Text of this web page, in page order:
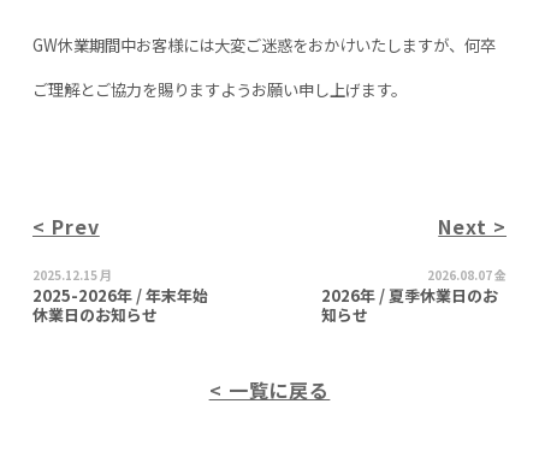
GW休業期間中お客様には大変ご迷惑をおかけいたしますが、何卒
ご理解とご協力を賜りますようお願い申し上げます。
< Prev
2025.12.15 月
2025-2026年 / 年末年始
休業日のお知らせ
Next >
2026.08.07 金
2026年 / 夏季休業日のお
知らせ
< 一覧に戻る